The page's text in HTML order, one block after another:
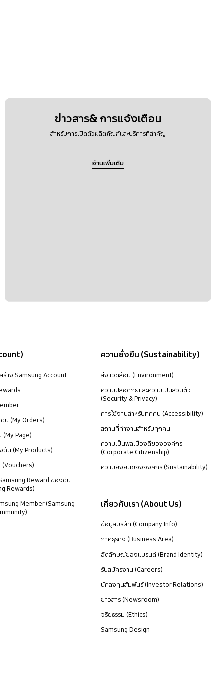
ข่าวสาร& การแจ้งเตือน
สำหรับการเปิดตัวผลิตภัณฑ์และบริการที่สำคัญ
อ่านเพิ่มเติม
ร้าง Samsung Account
น (My Orders)
Page)
น (My Products)
Reward ของฉัน
Rewards)
Member (Samsung
ความยั่งยืน (Sustainability)
สิ่งแวดล้อม (Environment)
ความปลอดภัยและความเป็นส่วนตัว
(Security & Privacy)
การใช้งานสำหรับทุกคน (Accessibility)
สถานที่ทำงานสำหรับทุกคน
ความเป็นพลเมืองดีขององค์กร
(Corporate Citizenship)
ความยั่งยืนขององค์กร (Sustainability)
เกี่ยวกับเรา (About Us)
ข้อมูลบริษัท (Company Info)
ภาคธุรกิจ (Business Area)
อัตลักษณ์ของแบรนด์ (Brand Identity)
รับสมัครงาน (Careers)
นักลงทุนสัมพันธ์ (Investor Relations)
ข่าวสาร (Newsroom)
จริยธรรม (Ethics)
Samsung Design